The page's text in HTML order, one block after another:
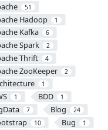
51
Hadoop 1
Kafka 6
Spark 2
Thrift 4
ZooKeeper 2
1
1 BDD 1
7 Blog 24
10 Bug 1